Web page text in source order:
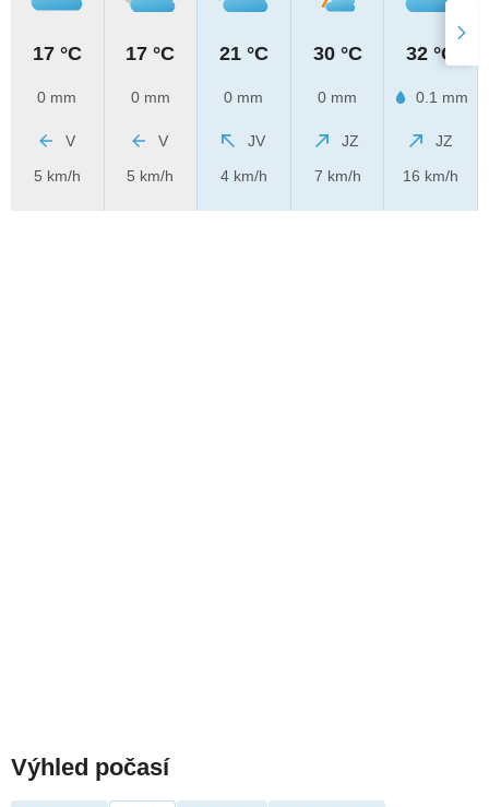
17 °C
0 mm
V
5 km/h
17 °C
0 mm
V
5 km/h
21 °C
0 mm
JV
4 km/h
30 °C
0 mm
JZ
7 km/h
32 °C
0.1 mm
JZ
16 km/h
Výhled počasí